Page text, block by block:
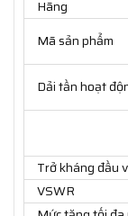
Hãng
Mã sản phẩm
Dải tần hoạt
Trở kháng đầu
VSWR